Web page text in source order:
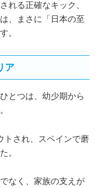
れる正確なキック、
、まさに「日本の至
。
ア
とつは、幼少期から
トされ、スペインで磨
。
なく、家族の支えが